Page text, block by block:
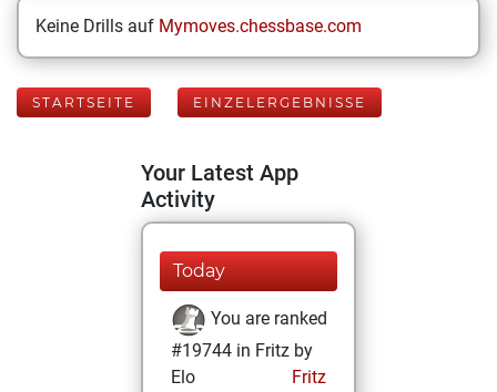
Keine Drills auf Mymoves.chessbase.com
STARTSEITE EINZELERGEBNISSE
Your Latest App
Activity
Today
You are ranked
#19744 in Fritz by
Elo
Fritz